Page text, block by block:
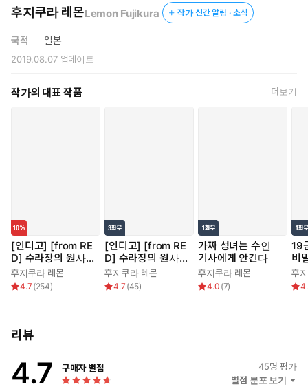
후지쿠라 레몬Lemon Fujikura 작가 신간 알림 · 소식
국적 일본
2019.08.07업데이트
작가의 대표 작품 더보기
[인디고] [from RE
D] 수라장의 원사이
드 러브
후지쿠라 레몬
4.7 (254)
[인디고] [from RE
D] 수라장의 원사이
드 러브
후지쿠라 레몬
4.7 (45)
가짜 성녀는 수인
기사에게 안긴다
후지쿠라 레몬
4.0 (7)
19
비
후
리뷰
4.7 구매자 별점 45명 평가
별점 분포 보기